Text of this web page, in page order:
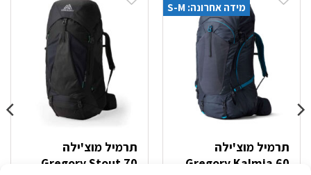
מידה אחרונה: S-M
תרמיל מוצ'ילה
Gregory Kalmia 60
תרמיל מוצ'ילה
Gregory Stout 70